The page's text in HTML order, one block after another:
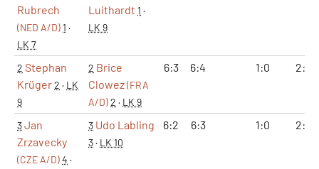
Rubrech
(NED A/D)1 ·
LK 7
Luithardt 1 ·
LK 9
2 Stephan
Krüger2 · LK
9
2 Brice
Clowez(FRA
A/D)2 · LK 9
6:3 6:4 1:0 2:0
3Jan
Zrzavecky
(CZE A/D)4 ·
3 Udo Labling
3· LK 10
6:2 6:3 1:0 2:0